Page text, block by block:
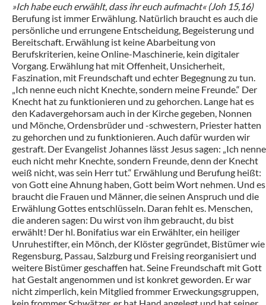
»Ich habe euch erwählt, dass ihr euch aufmacht« (Joh 15,16)
Berufung ist immer Erwählung. Natürlich braucht es auch die
persönliche und errungene Entscheidung, Begeisterung und
Bereitschaft. Erwählung ist keine Abarbeitung von
Berufskriterien, keine Online-Maschinerie, kein digitaler
Vorgang. Erwählung hat mit Offenheit, Unsicherheit,
Faszination, mit Freundschaft und echter Begegnung zu tun.
„Ich nenne euch nicht Knechte, sondern meine Freunde.“ Der
Knecht hat zu funktionieren und zu gehorchen. Lange hat es
den Kadavergehorsam auch in der Kirche gegeben, Nonnen
und Mönche, Ordensbrüder und -schwestern, Priester hatten
zu gehorchen und zu funktionieren. Auch dafür wurden wir
gestraft. Der Evangelist Johannes lässt Jesus sagen: „Ich nenne
euch nicht mehr Knechte, sondern Freunde, denn der Knecht
weiß nicht, was sein Herr tut.“ Erwählung und Berufung heißt:
von Gott eine Ahnung haben, Gott beim Wort nehmen. Und es
braucht die Frauen und Männer, die seinen Anspruch und die
Erwählung Gottes entschlüsseln. Daran fehlt es. Menschen,
die anderen sagen: Du wirst von ihm gebraucht, du bist
erwählt! Der hl. Bonifatius war ein Erwählter, ein heiliger
Unruhestifter, ein Mönch, der Klöster gegründet, Bistümer wie
Regensburg, Passau, Salzburg und Freising reorganisiert und
weitere Bistümer geschaffen hat. Seine Freundschaft mit Gott
hat Gestalt angenommen und ist konkret geworden. Er war
nicht zimperlich, kein Mitglied frommer Erweckungsgruppen,